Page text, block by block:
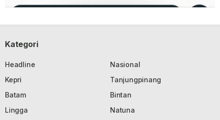
Kategori
Headline
Nasional
Kepri
Tanjungpinang
Batam
Bintan
Lingga
Natuna